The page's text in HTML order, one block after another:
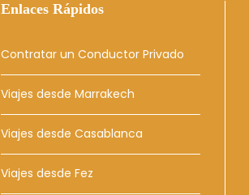
Enlaces Rápidos
Contratar un Conductor Privado
Viajes desde Marrakech
Viajes desde Casablanca
Viajes desde Fez